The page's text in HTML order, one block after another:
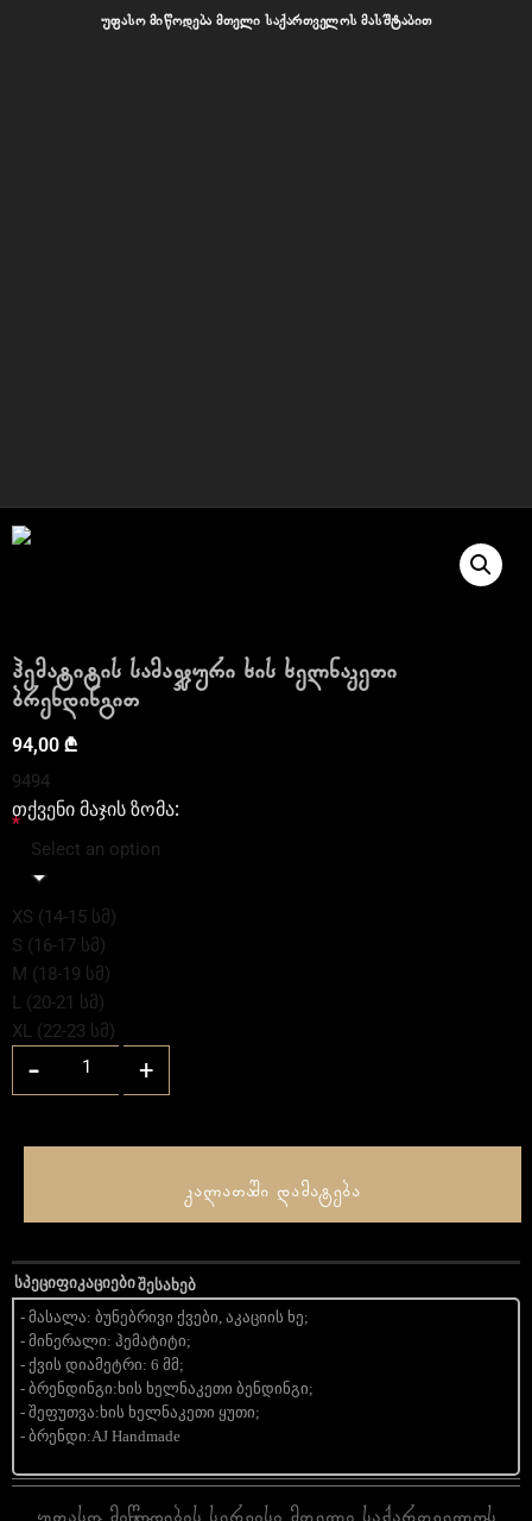
უფასო მიწოდება მთელი საქართველოს მასშტაბით
ჰემატიტის სამაჯური ხის ხელნაკეთი
ბრენდინგით
94,00 ₾
9494
თქვენი მაჯის ზომა:
*
Select an option
XS (14-15 სმ)
S (16-17 სმ)
M (18-19 სმ)
L (20-21 სმ)
XL (22-23 სმ)
- +
კალათაში დამატება
სპეციფიკაციებიშესახებ
- მასალა: ბუნებრივი ქვები, აკაციის ხე;
- მინერალი: ჰემატიტი;
- ქვის დიამეტრი: 6 მმ;
- ბრენდინგი:ხის ხელნაკეთი ბენდინგი;
- შეფუთვა:ხის ხელნაკეთი ყუთი;
- ბრენდი:AJ Handmade
უფასო მიწოდების სერვისი მთელი საქართველოს